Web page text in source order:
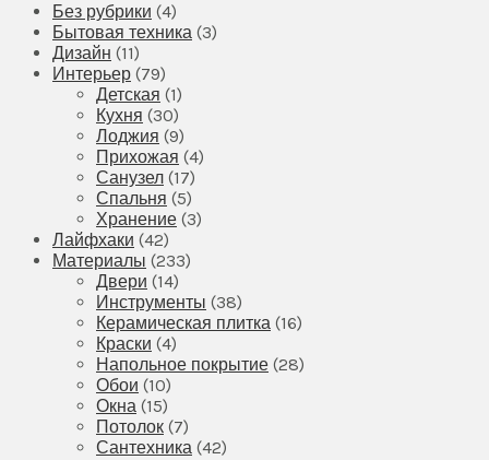
Без рубрики (4)
Бытовая техника (3)
Дизайн (11)
Интерьер (79)
Детская (1)
Кухня (30)
Лоджия (9)
Прихожая (4)
Санузел (17)
Спальня (5)
Хранение (3)
Лайфхаки (42)
Материалы (233)
Двери (14)
Инструменты (38)
Керамическая плитка (16)
Краски (4)
Напольное покрытие (28)
Обои (10)
Окна (15)
Потолок (7)
Сантехника (42)